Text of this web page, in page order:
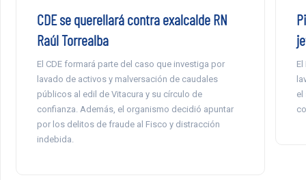
CDE se querellará contra exalcalde RN
Raúl Torrealba
El CDE formará parte del caso que investiga por
lavado de activos y malversación de caudales
públicos al edil de Vitacura y su círculo de
confianza. Además, el organismo decidió apuntar
por los delitos de fraude al Fisco y distracción
indebida.
el